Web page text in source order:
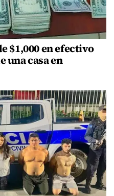
$1,000 en efectivo
una casa en